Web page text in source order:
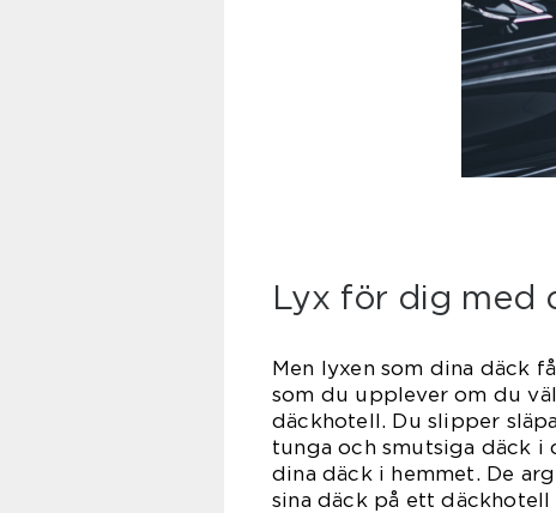
Lyx för dig med
Men lyxen som dina däck
som du upplever om du
däckhotell. Du slipper
tunga och smutsiga däck
dina däck i hemmet. De
sina däck på ett däckhotell